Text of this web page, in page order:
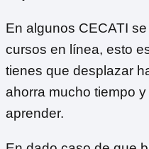
En algunos CECATI
cursos en línea, esto
tienes que desplazar
ahorra mucho tiempo
aprender.